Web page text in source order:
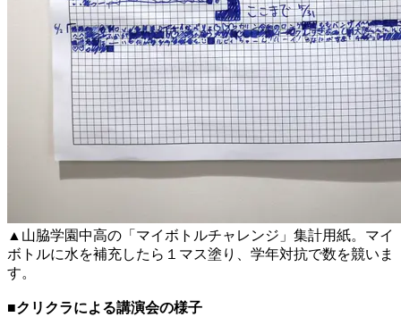
▲山脇学園中高の「マイボトルチャレンジ」集計用紙。マイ
ボトルに水を補充したら１マス塗り、学年対抗で数を競いま
す。
■クリクラによる講演会の様子